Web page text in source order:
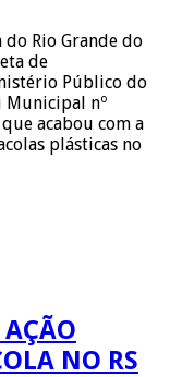
Rio Grande do
de
Público do
Municipal nº
acabou com a
plásticas no
AÇÃO
NO RS